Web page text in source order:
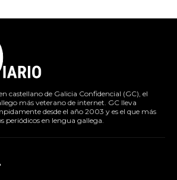
castellano de Galicia Confidencial (GC), el
más veterano de internet. GC lleva
desde el año 2003 y es el que más
periódicos en lengua gallega.